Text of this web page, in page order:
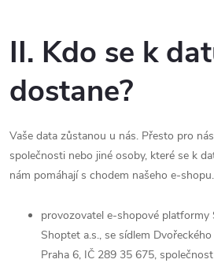
II. Kdo se k
dostane?
Vaše data zůstanou u nás. Přesto pro
společnosti nebo jiné osoby, které se k
nám pomáhají s chodem našeho e-
provozovatel e-shopové
Shoptet a.s., se sídlem
Praha 6, IČ 289 35 675,